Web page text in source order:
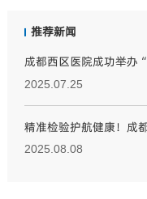
推荐新闻
成都西区医院成功举办
2025.07.25
2025.08.08